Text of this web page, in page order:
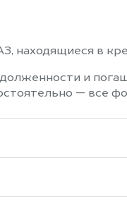
находящиеся в
и
— все